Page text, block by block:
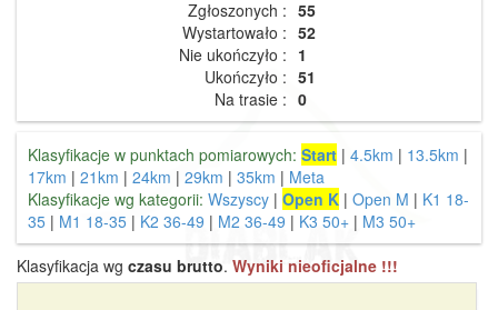
Zgłoszonych : 55
Wystartowało : 52
Nie ukończyło : 1
Ukończyło : 51
Na trasie : 0
Klasyfikacje w punktach pomiarowych: Start | 4.5km | 13.5km |
17km | 21km | 24km | 29km | 35km | Meta
Klasyfikacje wg kategorii: Wszyscy | Open K | Open M | K1 18-
35 | M1 18-35 | K2 36-49 | M2 36-49 | K3 50+ | M3 50+
Klasyfikacja wg czasu brutto. Wyniki nieoficjalne !!!